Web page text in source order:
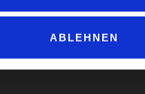
ABLEHNEN